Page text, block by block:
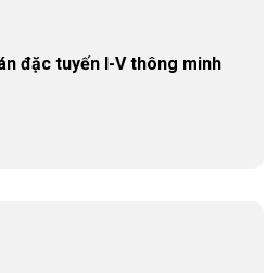
đặc tuyến I-V thông minh